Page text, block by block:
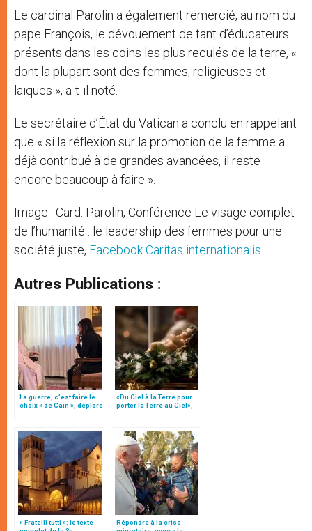
Le cardinal Parolin a également remercié, au nom du
pape François, le dévouement de tant d’éducateurs
présents dans les coins les plus reculés de la terre, «
dont la plupart sont des femmes, religieuses et
laïques », a-t-il noté.
Le secrétaire d’État du Vatican a conclu en rappelant
que « si la réflexion sur la promotion de la femme a
déjà contribué à de grandes avancées, il reste
encore beaucoup à faire ».
Image : Card. Parolin, Conférence Le visage complet
de l’humanité : le leadership des femmes pour une
société juste, Facebook Caritas internationalis
Autres Publications :
La guerre, c’est faire le
choix « de Caïn », déplore
«Du Ciel à la Terre pour
porter la Terre au Ciel»,
« Fratelli tutti »: le texte
Répondre à la crise